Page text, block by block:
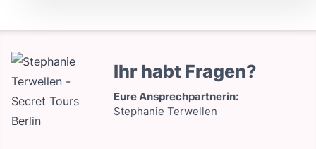
Ihr habt Fragen?
Eure Ansprechpartnerin:
Stephanie Terwellen